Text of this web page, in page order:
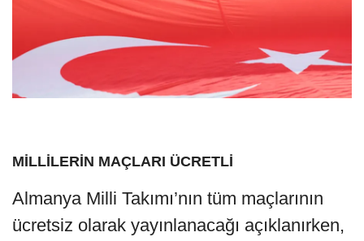
MİLLİLERİN MAÇLARI ÜCRETLİ
Almanya Milli Takımı’nın tüm maçlarının
ücretsiz olarak yayınlanacağı açıklanırken,